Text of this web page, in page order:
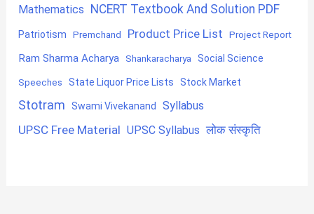
Mathematics NCERT Textbook And Solution PDF
Patriotism Premchand Product Price List Project Report
Ram Sharma Acharya Shankaracharya Social Science
Speeches State Liquor Price Lists Stock Market
Stotram Swami Vivekanand Syllabus
UPSC Free Material UPSC Syllabus लोक संस्कृति